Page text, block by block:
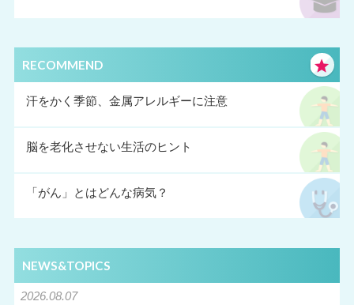
RECOMMEND
汗をかく季節、金属アレルギーに注意
脳を老化させない生活のヒント
「がん」とはどんな病気？
NEWS&TOPICS
2026.08.07